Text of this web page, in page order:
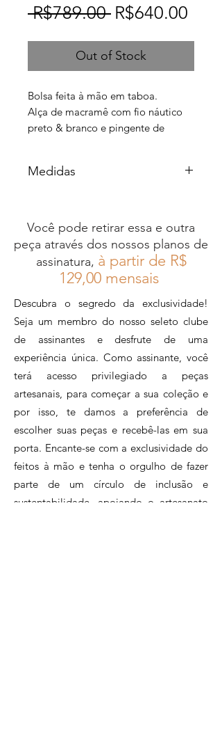
R$789.00 Regular
R$640.00
Out of Stock
Bolsa feita à mão em taboa.
Alça de macramê com fio náutico
preto & branco e pingente de
Tamanho médio.
alças: 65cm
Essa peça faz parte da nossa linha
desenvolvida com material
sustentável
Disponível também em tamanho
grande e no fio náutico azul e
verde.
Profundidade: 17cm | Comprimento
alças: 65cm
Para maiores informações,
entre em contato através do nosso
WhatsApp +55 21 96983 7058
Medidas
Profundidade: 16cm
Comprimento alças: 65cm
Você pode retirar essa e outra
peça através dos nossos planos de
assinatura, à partir de R$
129,00 mensais
Descubra o segredo da exclusividade!
Seja um membro do nosso seleto clube
de assinantes e desfrute de uma
experiência única. Como assinante, você
terá acesso privilegiado a peças
artesanais, para começar a sua coleção e
por isso, te damos a preferência de
escolher suas peças e recebê-las em sua
porta. Encante-se com a exclusividade do
feitos à mão e tenha o orgulho de fazer
parte de um círculo de inclusão e
sustentabilidade, apoiando o artesanato